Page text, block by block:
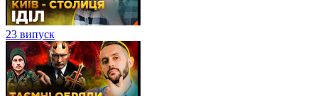
23 випуск